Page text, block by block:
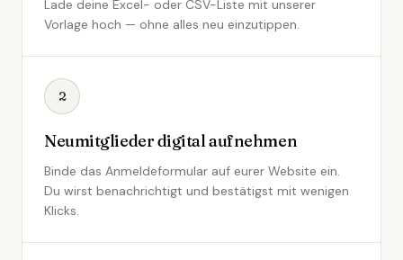
Lade deine Excel- oder CSV-Liste mit unserer
Vorlage hoch — ohne alles neu einzutippen.
2
Neumitglieder digital aufnehmen
Binde das Anmeldeformular auf eurer Website ein.
Du wirst benachrichtigt und bestätigst mit wenigen
Klicks.